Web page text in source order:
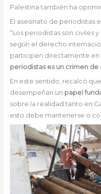
Palestina también ha
El asesinato de periodistas
“Los periodistas son civiles
según el derecho
participen directamente en
periodistas es un crimen de
En este sentido, recalcó
desempeñan un papel
sobre la realidad tanto en
esto debe mantenerse o